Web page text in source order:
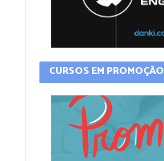
CURSOS EM PROMOÇÃO